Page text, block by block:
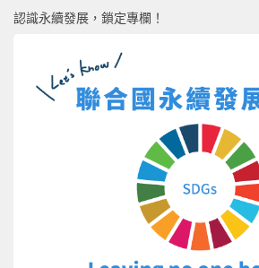
認識永續發展，鎖定專欄！